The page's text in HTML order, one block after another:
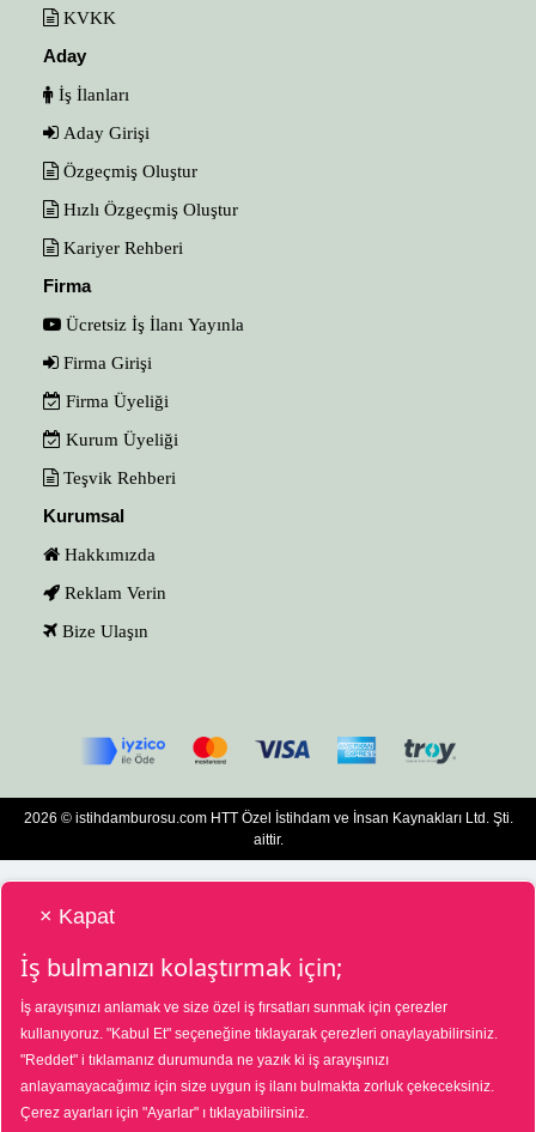
KVKK
Aday
İş İlanları
Aday Girişi
Özgeçmiş Oluştur
Hızlı Özgeçmiş Oluştur
Kariyer Rehberi
Firma
Ücretsiz İş İlanı Yayınla
Firma Girişi
Firma Üyeliği
Kurum Üyeliği
Teşvik Rehberi
Kurumsal
Hakkımızda
Reklam Verin
Bize Ulaşın
2026 © istihdamburosu.com HTT Özel İstihdam ve İnsan Kaynakları Ltd. Şti.
aittir.
HTT Bilgisayar Eğitim Destek Özel İstihdam ve İnsan Kaynakları Hizmetleri Tic.
Ltd. Şti. Özel İstihdam Bürosu 01/08/2025 - 31/07/2028 tarihleri arasında
faaliyette bulunmak üzere, Türkiye İş Kurumu tarafından 01/07/2025 tarih ve
18573287 sayılı karar uyarınca 1390 nolu belge ile faaliyet göstermektedir. 4904
sayılı kanun uyarınca iş arayanlardan ücret alınmayacak ve menfaat temin
edilmeyecektir. Şikâyetleriniz için Türkiye İş Kurumu Ankara İl Müdürlüğü
× Kapat
İş bulmanızı kolaştırmak için;
İş arayışınızı anlamak ve size özel iş fırsatları sunmak için çerezler
kullanıyoruz. "Kabul Et" seçeneğine tıklayarak çerezleri onaylayabilirsiniz.
"Reddet" i tıklamanız durumunda ne yazık ki iş arayışınızı
anlayamayacağımız için size uygun iş ilanı bulmakta zorluk çekeceksiniz.
Çerez ayarları için "Ayarlar" ı tıklayabilirsiniz.